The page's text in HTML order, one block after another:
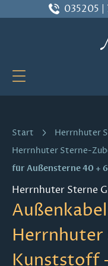
Zum Hauptinhalt035205 |
Start
Herrnhuter
Herrnhuter Sterne-
für Außensterne 40 +
Herrnhuter Sterne
Herrnhuter
Kunststoff